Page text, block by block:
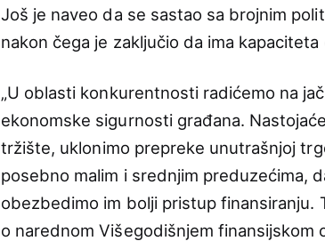
Još je naveo da se sastao sa brojnim
nakon čega je zaključio da ima
„U oblasti konkurentnosti radićemo na
ekonomske sigurnosti građana.
tržište, uklonimo prepreke unutrašnjoj
posebno malim i srednjim preduzećima,
obezbedimo im bolji pristup finansiranju.
o narednom Višegodišnjem